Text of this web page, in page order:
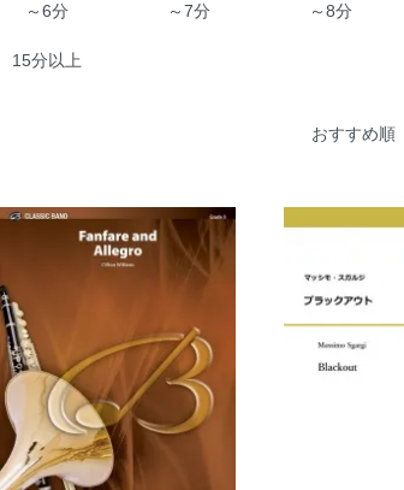
～6分 ～7分 ～8分
15分以上
おすすめ順